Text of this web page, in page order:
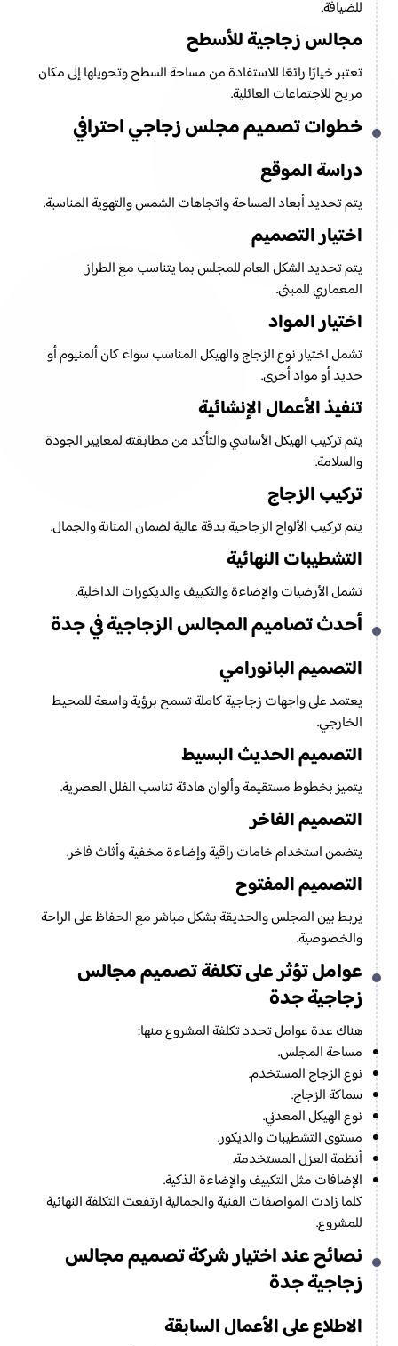
للضيافة.
مجالس زجاجية للأسطح
تعتبر خيارًا رائعًا للاستفادة من مساحة السطح وتحويلها إلى مكان
مريح للاجتماعات العائلية.
خطوات تصميم مجلس زجاجي احترافي
دراسة الموقع
يتم تحديد أبعاد المساحة واتجاهات الشمس والتهوية المناسبة.
اختيار التصميم
يتم تحديد الشكل العام للمجلس بما يتناسب مع الطراز
المعماري للمبنى.
اختيار المواد
تشمل اختيار نوع الزجاج والهيكل المناسب سواء كان ألمنيوم أو
حديد أو مواد أخرى.
تنفيذ الأعمال الإنشائية
يتم تركيب الهيكل الأساسي والتأكد من مطابقته لمعايير الجودة
والسلامة.
تركيب الزجاج
يتم تركيب الألواح الزجاجية بدقة عالية لضمان المتانة والجمال.
التشطيبات النهائية
تشمل الأرضيات والإضاءة والتكييف والديكورات الداخلية.
أحدث تصاميم المجالس الزجاجية في جدة
التصميم البانورامي
يعتمد على واجهات زجاجية كاملة تسمح برؤية واسعة للمحيط
الخارجي.
التصميم الحديث البسيط
يتميز بخطوط مستقيمة وألوان هادئة تناسب الفلل العصرية.
التصميم الفاخر
يتضمن استخدام خامات راقية وإضاءة مخفية وأثاث فاخر.
التصميم المفتوح
يربط بين المجلس والحديقة بشكل مباشر مع الحفاظ على الراحة
والخصوصية.
عوامل تؤثر على تكلفة تصميم مجالس
زجاجية جدة
هناك عدة عوامل تحدد تكلفة المشروع منها:
مساحة المجلس.
نوع الزجاج المستخدم.
سماكة الزجاج.
نوع الهيكل المعدني.
مستوى التشطيبات والديكور.
أنظمة العزل المستخدمة.
الإضافات مثل التكييف والإضاءة الذكية.
كلما زادت المواصفات الفنية والجمالية ارتفعت التكلفة النهائية
للمشروع.
نصائح عند اختيار شركة تصميم مجالس
زجاجية جدة
الاطلاع على الأعمال السابقة